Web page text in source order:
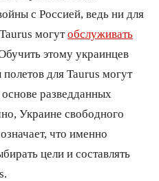
с Россией, ведь ни для
могутобслуживать
этому украинцев
для Taurus могут
разведданных
Украине свободного
что именно
цели и составлять